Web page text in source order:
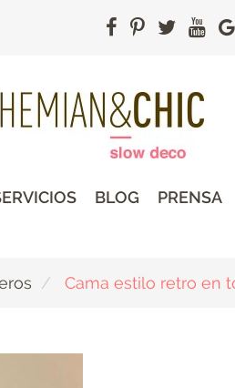
BLOG PRENSA
Cama estilo retro en